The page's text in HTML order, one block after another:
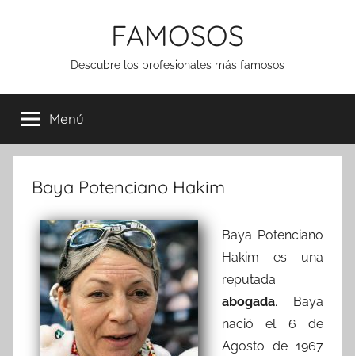
FAMOSOS
Descubre los profesionales más famosos
Menú
Baya Potenciano Hakim
Baya Potenciano
Hakim es una
reputada
abogada. Baya
nació el 6 de
Agosto de 1967